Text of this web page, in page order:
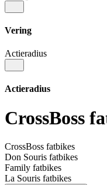
Vering
Actieradius
Actieradius
CrossBoss
CrossBoss fatbikes
Don Souris fatbikes
Family fatbikes
La Souris fatbikes